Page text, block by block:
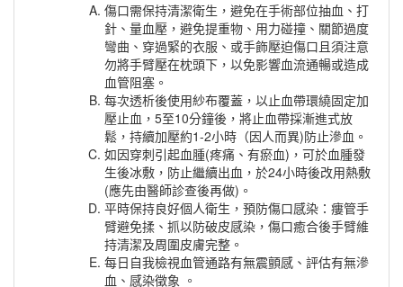
傷口需保持清潔衛生，避免在手術部位抽血、打
針、量血壓，避免提重物、用力碰撞、關節過度
彎曲、穿過緊的衣服、或手飾壓迫傷口且須注意
勿將手臂壓在枕頭下，以免影響血流通暢或造成
血管阻塞。
每次透析後使用紗布覆蓋，以止血帶環繞固定加
壓止血，5至10分鐘後，將止血帶採漸進式放
鬆，持續加壓約1-2小時（因人而異)防止滲血。
如因穿刺引起血腫(疼痛、有瘀血)，可於血腫發
生後冰敷，防止繼續出血，於24小時後改用熱敷
(應先由醫師診查後再做)。
平時保持良好個人衛生，預防傷口感染：瘻管手
臂避免揉、抓以防破皮感染，傷口癒合後手臂維
持清潔及周圍皮膚完整。
每日自我檢視血管通路有無震顫感、評估有無滲
血、感染徵象 。